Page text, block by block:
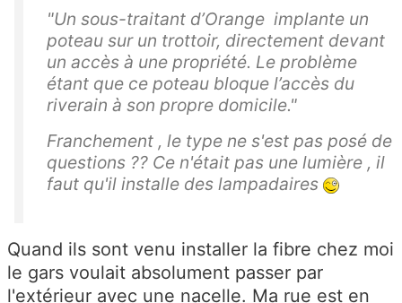
"Un sous-traitant d’Orange implante un
poteau sur un trottoir, directement devant
un accès à une propriété. Le problème
étant que ce poteau bloque l’accès du
riverain à son propre domicile."
Franchement , le type ne s'est pas posé de
questions ?? Ce n'était pas une lumière , il
faut qu'il installe des lampadaires
Quand ils sont venu installer la fibre chez moi
le gars voulait absolument passer par
l'extérieur avec une nacelle. Ma rue est en